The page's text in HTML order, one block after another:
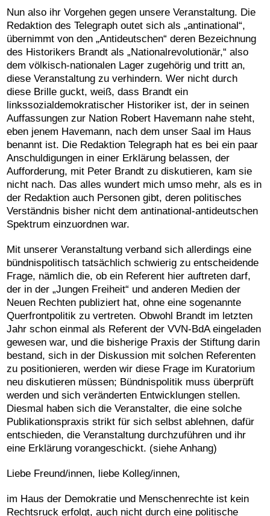
Nun also ihr Vorgehen gegen unsere Veranstaltung. Die
Redaktion des Telegraph outet sich als „antinational“,
übernimmt von den „Antideutschen“ deren Bezeichnung
des Historikers Brandt als „Nationalrevolutionär,“ also
dem völkisch-nationalen Lager zugehörig und tritt an,
diese Veranstaltung zu verhindern. Wer nicht durch
diese Brille guckt, weiß, dass Brandt ein
linkssozialdemokratischer Historiker ist, der in seinen
Auffassungen zur Nation Robert Havemann nahe steht,
eben jenem Havemann, nach dem unser Saal im Haus
benannt ist. Die Redaktion Telegraph hat es bei ein paar
Anschuldigungen in einer Erklärung belassen, der
Aufforderung, mit Peter Brandt zu diskutieren, kam sie
nicht nach. Das alles wundert mich umso mehr, als es in
der Redaktion auch Personen gibt, deren politisches
Verständnis bisher nicht dem antinational-antideutschen
Spektrum einzuordnen war.
Mit unserer Veranstaltung verband sich allerdings eine
bündnispolitisch tatsächlich schwierig zu entscheidende
Frage, nämlich die, ob ein Referent hier auftreten darf,
der in der „Jungen Freiheit“ und anderen Medien der
Neuen Rechten publiziert hat, ohne eine sogenannte
Querfrontpolitik zu vertreten. Obwohl Brandt im letzten
Jahr schon einmal als Referent der VVN-BdA eingeladen
gewesen war, und die bisherige Praxis der Stiftung darin
bestand, sich in der Diskussion mit solchen Referenten
zu positionieren, werden wir diese Frage im Kuratorium
neu diskutieren müssen; Bündnispolitik muss überprüft
werden und sich veränderten Entwicklungen stellen.
Diesmal haben sich die Veranstalter, die eine solche
Publikationspraxis strikt für sich selbst ablehnen, dafür
entschieden, die Veranstaltung durchzuführen und ihr
eine Erklärung vorangeschickt. (siehe Anhang)
Liebe Freund/innen, liebe Kolleg/innen,
im Haus der Demokratie und Menschenrechte ist kein
Rechtsruck erfolgt, auch nicht durch eine politische